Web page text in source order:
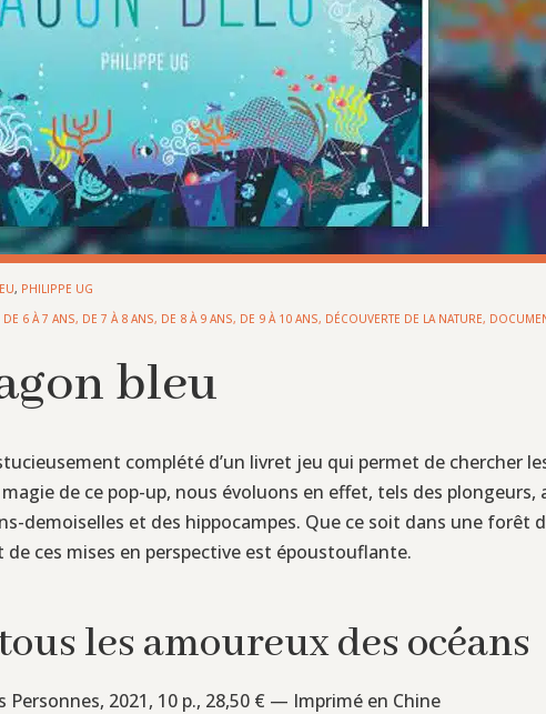
, PHILIPPE UG
DE 6 À 7 ANS, DE 7 À 8 ANS, DE 8 À 9 ANS, DE 9 À 10 ANS, DÉCOUVERTE DE LA NATURE,
bleu
complété d’un livret jeu qui permet de chercher
de ce pop-up, nous évoluons en effet, tels des plongeurs,
demoiselles et des hippocampes. Que ce soit dans une forêt
ces mises en perspective est époustouflante.
les amoureux des océans
Personnes, 2021, 10 p., 28,50 € — Imprimé en Chine